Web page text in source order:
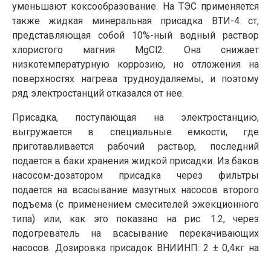
уменьшают коксообразование. На ТЭС применя­ется
также жидкая минеральная присадка ВТИ-4 ст,
представляющая собой 10%-ный водный раствор
хлористого магния MgCl2. Она снижает
низкотемпературную коррозию, но отложения на
поверхностях нагрева трудноудаляемы, и поэтому
ряд электростанций отказался от нее.
Присадка, поступающая на электростанцию,
выгружается в специальные емкости, где
приготавливается рабочий раствор, последний
подается в баки хранения жидкой присадки. Из баков
насосом-дозатором присадка через фильтры
подается на всасывание мазутных насосов второго
подъема (с применением смесителей эжекционного
типа) или, как это показано на рис. 1.2, через
подогреватель на всасывание перекачивающих
насосов. Дозировка присадок ВНИИНП: 2 ± 0,4кг на